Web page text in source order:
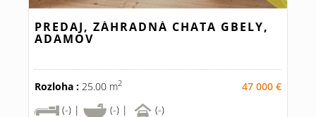
PREDAJ, ZÁHRADNÁ CHATA GBELY,
ADAMOV
Rozloha : 25.00 m2
47 000 €
(-) |
(-) | (-)